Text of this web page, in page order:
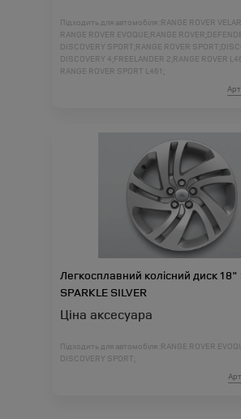
Підходить для автомобіля : RANGE ROVER VELAR;
RANGE ROVER EVOQUE; RANGE ROVER;
DISCOVERY SPORT; RANGE ROVER SPORT;
DISCOVERY 4; FREELANDER 2; RANGE ROVER
RANGE ROVER SPORT L461;
Легкосплавний колісний диск 18"
SPARKLE SILVER
Ціна аксесуара
Підходить для автомобіля : RANGE ROVER
DISCOVERY SPORT;